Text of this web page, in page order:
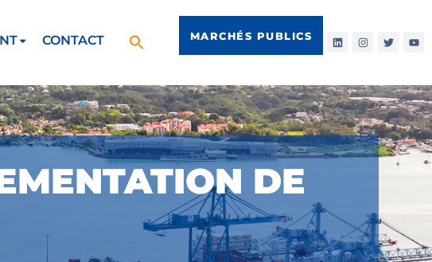
CONTACT MARCHÉS PUBLICS
DE